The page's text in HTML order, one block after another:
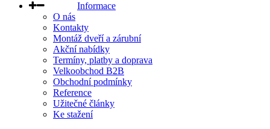
Informace
O nás
Kontakty
Montáž dveří a zárubní
Akční nabídky
Termíny, platby a doprava
Velkoobchod B2B
Obchodní podmínky
Reference
Užitečné články
Ke stažení